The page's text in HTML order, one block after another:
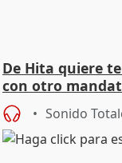
De Hita quiere
con otro
Sonido